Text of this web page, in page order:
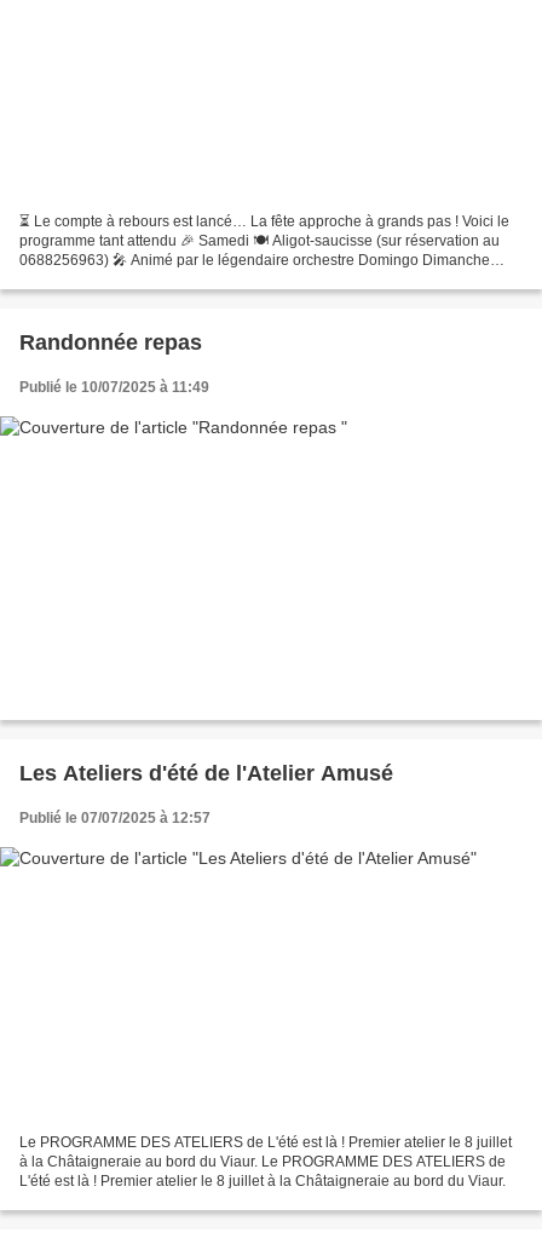
⏳ Le compte à rebours est lancé… La fête approche à grands pas ! Voici le
programme tant attendu 🎉 Samedi 🍽️ Aligot-saucisse (sur réservation au
0688256963) 🎤 Animé par le légendaire orchestre Domingo Dimanche
Randonnée repas
Publié le 10/07/2025 à 11:49
Les Ateliers d'été de l'Atelier Amusé
Publié le 07/07/2025 à 12:57
Le PROGRAMME DES ATELIERS de L'été est là ! Premier atelier le 8 juillet
à la Châtaigneraie au bord du Viaur. Le PROGRAMME DES ATELIERS de
L'été est là ! Premier atelier le 8 juillet à la Châtaigneraie au bord du Viaur.